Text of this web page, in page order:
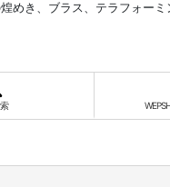
めき、ブラス、テラフォーミ